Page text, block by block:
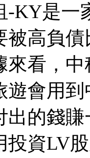
-KY是一
被高負
來看，
遊會用
出的錢
投資LV